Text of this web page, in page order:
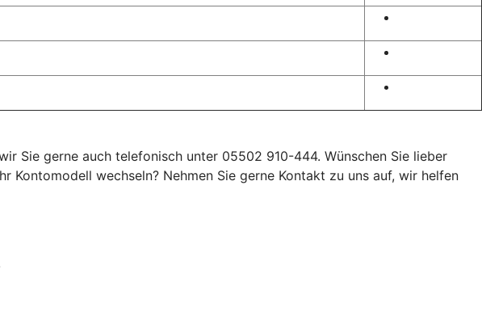
Sie gerne auch telefonisch unter 05502 910-444. Wünschen Sie lieber
Kontomodell wechseln? Nehmen Sie gerne Kontakt zu uns auf, wir helfen